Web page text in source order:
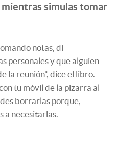
simulas tomar
notas, di
personales y que alguien
la reunión”, dice el libro.
tu móvil de la pizarra al
borrarlas porque,
a necesitarlas.